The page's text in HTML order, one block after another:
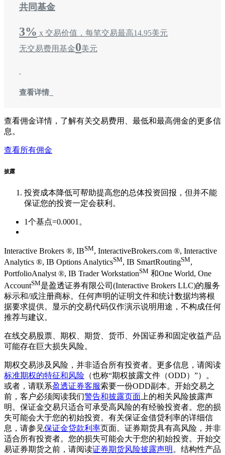
共同基金
3% x 交易价值，每笔交易最高14.95美元
无交易费用基金0美元
查看详情
查看佣金详情，了解有关交易费用、最低和最高佣金的更多信
息。
查看所有佣金
披露
投资成本降低可帮助提高您的总体投资回报，但并不能
保证您的投资一定会获利。
1个基点=0.0001。
Interactive Brokers ®, IBSM, InteractiveBrokers.com ®, Interactive
Analytics ®, IB Options AnalyticsSM, IB SmartRoutingSM,
PortfolioAnalyst ®, IB Trader WorkstationSM 和One World, One
AccountSM是盈透证券有限公司(Interactive Brokers LLC)的服务
标示和/或注册商标。任何声明的证明文件和统计数据均将根
据要求提供。显示的交易代码仅作演示说明用途，不构成任何
推荐与建议。
在线交易股票、期权、期货、货币、外国证券和固定收益产品
可能存在巨大损失风险。
期权交易涉及风险，并非适合所有投资者。更多信息，请阅读
标准期权的特征和风险 （也称“期权披露文件（ODD）”）。
或者，请联系盈透证券客服索要一份ODD副本。开始交易之
前，客户必须阅读我们警告和披露页面上的相关风险披露声
明。保证金交易只适合可承受高风险的有经验投资者。您的损
失可能会大于您的初始投资。有关保证金借贷利率的详细信
息，请参见保证金贷款利率页面。证券期货具有高风险，并非
适合所有投资者。您的损失可能会大于您的初始投资。开始交
易证券期货之前，请阅读证券期货风险披露声明。结构性产品